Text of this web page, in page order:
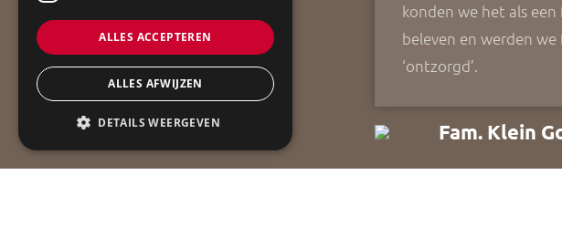
konden we het als een
beleven en werden we
‘ontzorgd’.
Fam. Klein
ALLES ACCEPTEREN
ALLES AFWIJZEN
DETAILS WEERGEVEN